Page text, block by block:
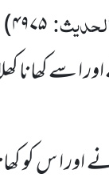
۴۹۷۵)
ا سے
اور ا س کو